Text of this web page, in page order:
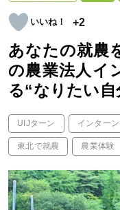
+2
あなたの就農
の農業法人イ
る“なりたい
UIJターン インター
東北で就農 農業体験